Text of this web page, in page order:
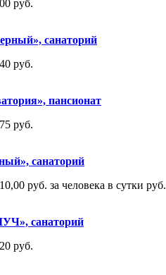
руб.
санаторий
руб.
пансионат
руб.
санаторий
руб. за человека в сутки руб.
санаторий
руб.